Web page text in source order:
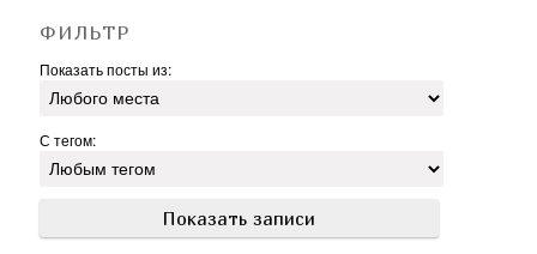
ФИЛЬТР
Показать посты из:
С тегом: